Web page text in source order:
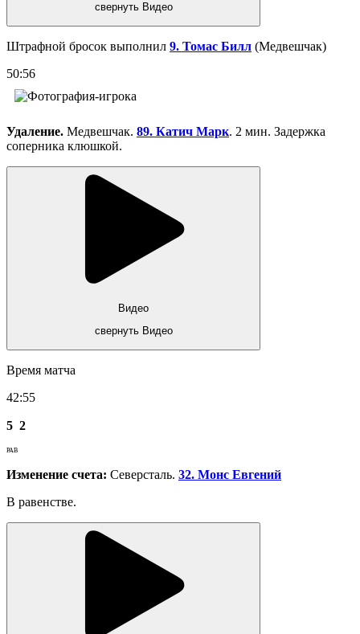
свернуть Видео
Штрафной бросок выполнил 9. Томас Билл (Медвешчак)
50:56
Удаление. Медвешчак. 89. Катич Марк. 2 мин. Задержка
соперника клюшкой.
Видео
свернуть Видео
Время матча
42:55
5 2
РАВ
Изменение счета: Северсталь. 32. Монс Евгений
В равенстве.